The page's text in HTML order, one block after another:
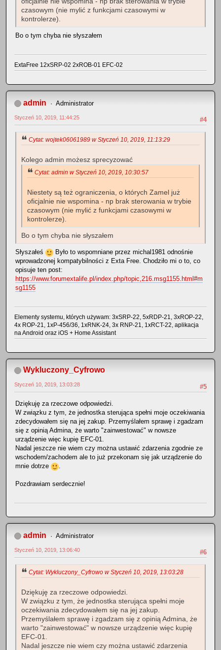
czasowym (nie mylić z funkcjami czasowymi w
kontrolerze).
Bo o tym chyba nie słyszałem
ExtaFree 12xSRP-02 2xROB-01 EFC-02
admin Administrator
#4
Styczeń 10, 2019, 11:44:25
Cytat: wojtek06061989 w Styczeń 10, 2019, 11:13:29
Kolego admin możesz sprecyzować
Cytat: admin w Styczeń 10, 2019, 10:30:57
Niestety są też ograniczenia, o których Zamel już
oficjalnie nie wspomina - np brak sterowania w trybie
czasowym (nie mylić z funkcjami czasowymi w
kontrolerze).
Bo o tym chyba nie słyszałem
Słyszałeś
Było to wspomniane przez michal1981 odnośnie
wprowadzonej kompatybilności z Exta Free. Chodziło mi o to, co
opisuje ten post:
https://www.forumextalife.pl/index.php/topic,216.msg1155.html#m
sg1155
Elementy systemu, których używam: 3xSRP-22, 5xRDP-21, 3xROP-22,
4x ROP-21, 1xP-456/36, 1xRNK-24, 3x RNP-21, 1xRCT-22, aplikacja
na Android oraz iOS + Home Assistant
Wykluczony_Cyfrowo
#5
Styczeń 10, 2019, 13:03:28
Dziękuję za rzeczowe odpowiedzi.
W związku z tym, że jednostka sterująca spełni moje oczekiwania
zdecydowałem się na jej zakup. Przemyślałem sprawę i zgadzam
się z opinią Admina, że warto "zainwestować" w nowsze
urządzenie więc kupię EFC-01.
Nadal jeszcze nie wiem czy można ustawić zdarzenia zgodnie ze
wschodem/zachodem ale to już przekonam się jak urządzenie do
mnie dotrze
Pozdrawiam serdecznie!
admin Administrator
#6
Styczeń 10, 2019, 13:06:40
Cytat: Wykluczony_Cyfrowo w Styczeń 10, 2019, 13:03:28
Dziękuję za rzeczowe odpowiedzi.
W związku z tym, że jednostka sterująca spełni moje
oczekiwania zdecydowałem się na jej zakup.
Przemyślałem sprawę i zgadzam się z opinią Admina, że
warto "zainwestować" w nowsze urządzenie więc kupię
EFC-01.
Nadal jeszcze nie wiem czy można ustawić zdarzenia